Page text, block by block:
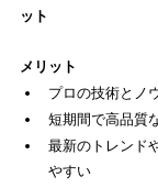
ット
メリット
プロの技術とノ
短期間で高品質
最新のトレンド
やすい